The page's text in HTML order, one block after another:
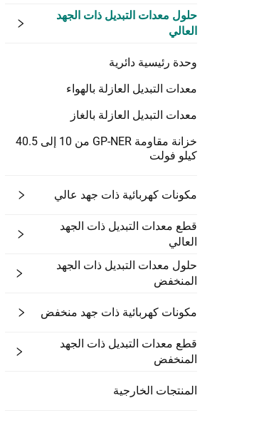
حلول معدات التبديل ذات الجهد
العالي
وحدة رئيسية دائرية
معدات التبديل العازلة بالهواء
معدات التبديل العازلة بالغاز
خزانة مقاومة GP-NER من 10 إلى 40.5
كيلو فولت
مكونات كهربائية ذات جهد عالي
قطع معدات التبديل ذات الجهد
العالي
حلول معدات التبديل ذات الجهد
المنخفض
مكونات كهربائية ذات جهد منخفض
قطع معدات التبديل ذات الجهد
المنخفض
المنتجات الخارجية